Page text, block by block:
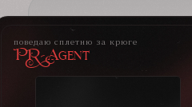
поведаю сплетню за крюге
PR-Agent